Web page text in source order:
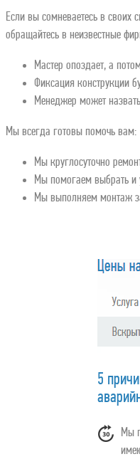
Если вы сомневаетесь в своих
обращайтесь в неизвестные
Мастер опоздает, а
Фиксация конструкции
Менеджер может
Мы всегда готовы помочь вам:
Мы круглосуточно
Мы помогаем выбрать и
Мы выполняем монтаж
5
Мы